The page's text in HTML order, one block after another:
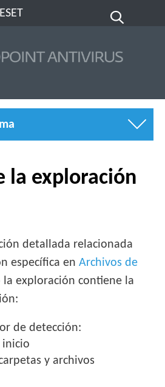
la exploración
detallada relacionada
específica enArchivos de
la exploración contiene la
de detección:
inicio
y archivos